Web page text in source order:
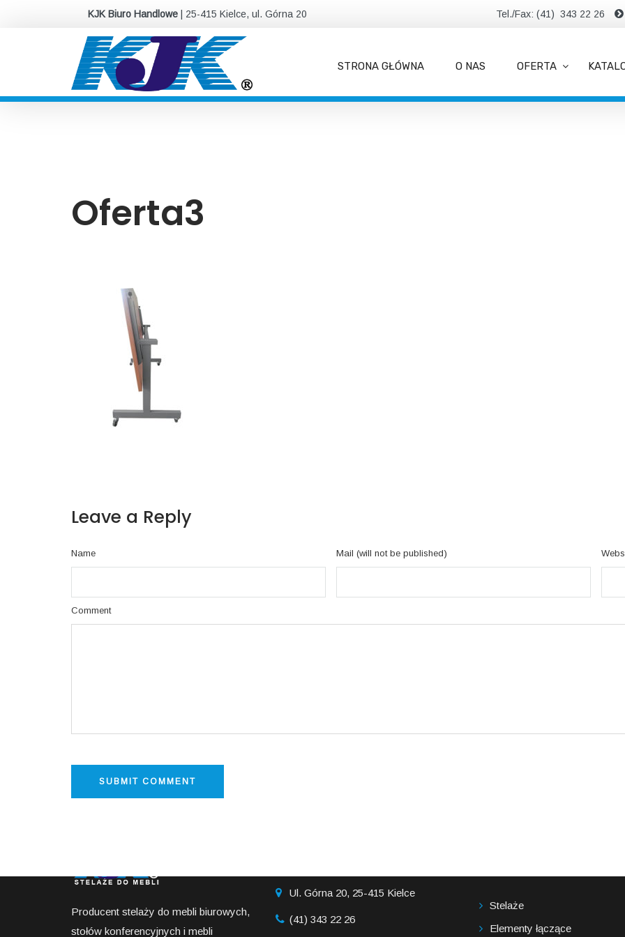
KJK Biuro Handlowe | 25-415 Kielce, ul. Górna 20 Tel./Fax: (41) 343 22 26
STRONA GŁÓWNA O NAS OFERTA
Oferta3
Leave a Reply
Name Mail (will not be published)
Comment
Producent stelaży do mebli biurowych,
stołów konferencyjnych i mebli
Ul. Górna 20, 25-415 Kielce
(41) 343 22 26
Stelaże
Elementy łączące